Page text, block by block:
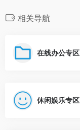
相关导航
在线办公专区
休闲娱乐专区